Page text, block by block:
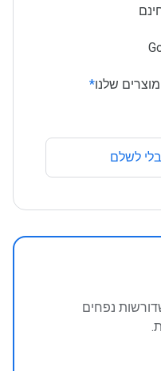
שלנו*
לשלם
נפחים